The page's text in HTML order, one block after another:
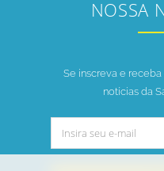
NOSSA
Se inscreva e
notícias da